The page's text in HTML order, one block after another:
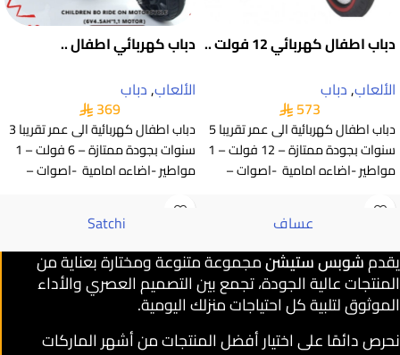
دباب اطفال كهربائي 12 فولت ..
الألعاب,دباب
573
دباب اطفال كهربائية الى عمر تقريبا 5
سنوات بجودة ممتازة – 12 فولت – 1
مواطير -اضاءه امامية -اصوات –
دباب كهربائي اطفال ..
الألعاب,دباب
369
دباب اطفال كهربائية الى عمر تقريبا 3
سنوات بجودة ممتازة – 6 فولت – 1
مواطير -اضاءه امامية -اصوات –
عساف Satchi
يقدمشوبس ستيشنمجموعة متنوعة ومختارة بعناية من
المنتجات عالية الجودة، تجمع بين التصميم العصري والأداء
الموثوق لتلبية كل احتياجات منزلك اليومية.
نحرص دائمًا على اختيار أفضل المنتجات من أشهر الماركات